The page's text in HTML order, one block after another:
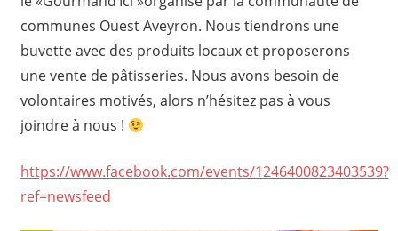
communes Ouest Aveyron. Nous tiendrons une
buvette avec des produits locaux et proposerons
une vente de pâtisseries. Nous avons besoin de
volontaires motivés, alors n’hésitez pas à vous
joindre à nous !
https://www.facebook.com/events/1246400823403539?
ref=newsfeed